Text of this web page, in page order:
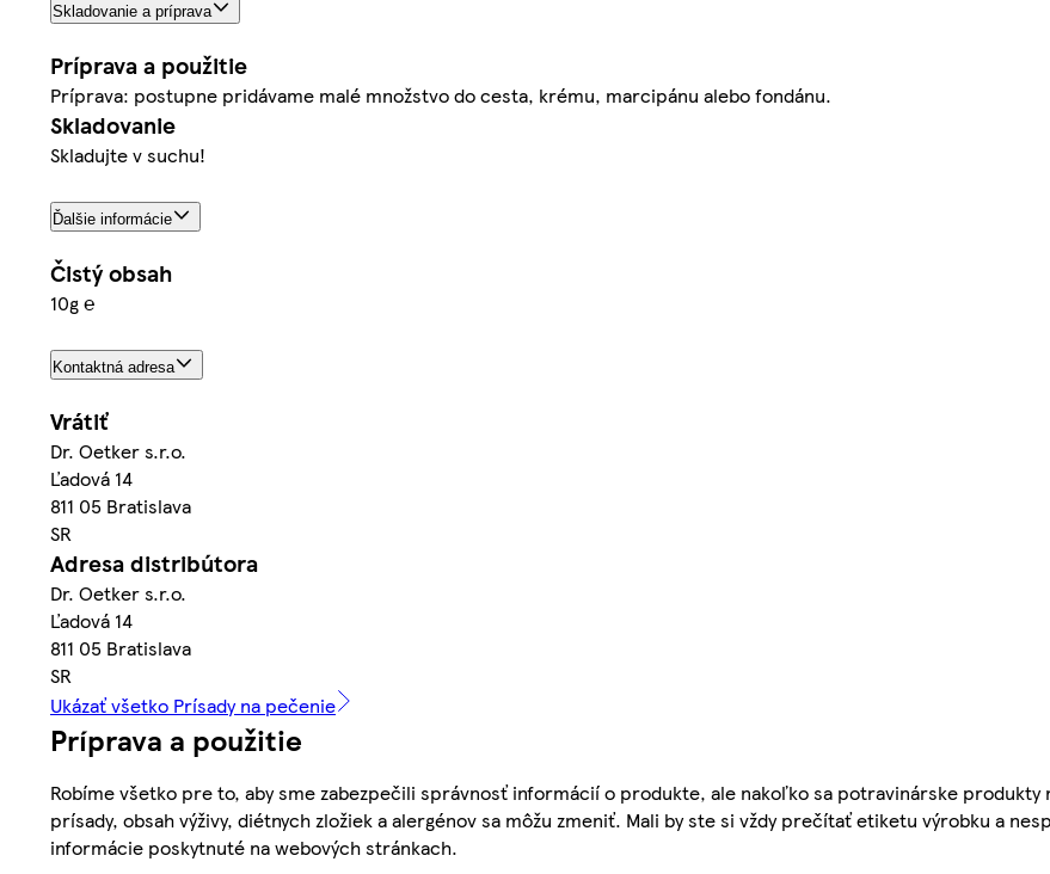
Skladovanie a príprava
Príprava a použitie
Príprava: postupne pridávame malé množstvo do cesta, krému, marcipánu alebo fondánu.
Skladovanie
Skladujte v suchu!
Ďalšie informácie
Čistý obsah
10g ℮
Kontaktná adresa
Vrátiť
Dr. Oetker s.r.o.
Ľadová 14
811 05 Bratislava
SR
Adresa distribútora
Dr. Oetker s.r.o.
Ľadová 14
811 05 Bratislava
SR
Ukázať všetko Prísady na pečenie
Príprava a použitie
Robíme všetko pre to, aby sme zabezpečili správnosť informácií o produkte, ale nakoľko sa potravinárske produkty
prísady, obsah výživy, diétnych zložiek a alergénov sa môžu zmeniť. Mali by ste si vždy prečítať etiketu výrobku a
informácie poskytnuté na webových stránkach.